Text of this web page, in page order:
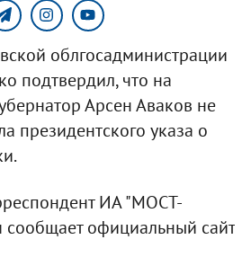
облгосадминистрации
подтвердил, что на
Арсен Аваков не
президентского указа о
ИА "МОСТ-
сообщает официальный сайт